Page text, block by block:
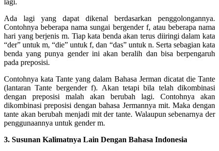
Ada lagi yang dapat dikenal berdasarkan penggolongannya.
Contohnya beberapa nama sungai bergender f, atau beberapa nama
hari yang berjenis m. Tiap kata benda akan terus diiringi dalam kata
“der” untuk m, “die” untuk f, dan “das” untuk n. Serta sebagian kata
benda yang punya gender ini akan beralih dan bisa berpengaruh
pada preposisi.
Contohnya kata Tante yang dalam Bahasa Jerman dicatat die Tante
(lantaran Tante bergender f). Akan tetapi bila telah dikombinasi
dengan preposisi malah akan berubah lagi. Contohnya akan
dikombinasi preposisi dengan bahasa Jermannya mit. Maka dengan
tante akan berubah menjadi mit der tante. Walaupun sebenarnya der
penggunaannya untuk gender m.
3. Susunan Kalimatnya Lain Dengan Bahasa Indonesia